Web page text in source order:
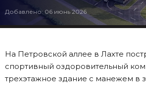
Добавлено: 06 июнь 2026
На Петровской аллее в Лахте
спортивный оздоровительный
трехэтажное здание с манежем в